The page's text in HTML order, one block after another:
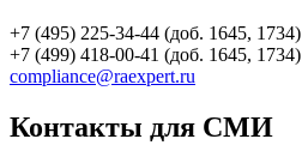
+7 (495) 225-34-44 (доб. 1645, 1734)
+7 (499) 418-00-41 (доб. 1645, 1734)
compliance@raexpert.ru
Контакты для СМИ